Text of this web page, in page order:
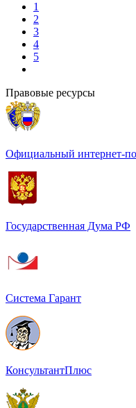
1
2
3
4
5
Правовые ресурсы
Официальный интернет-
Государственная Дума РФ
Система Гарант
КонсультантПлюс